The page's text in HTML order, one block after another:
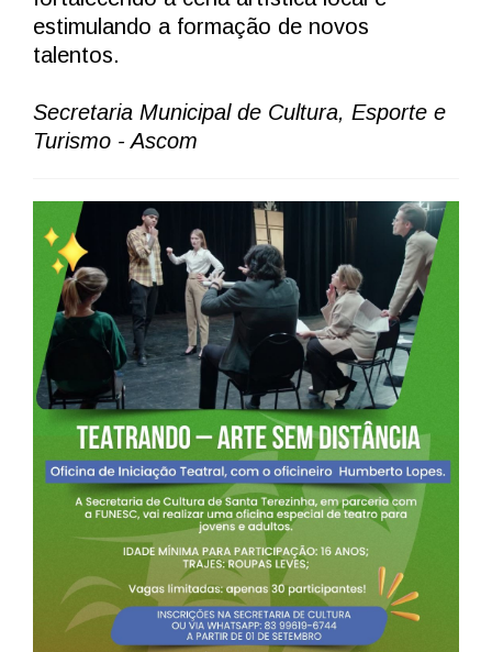
estimulando a formação de novos
talentos.
Secretaria Municipal de Cultura, Esporte e
Turismo - Ascom